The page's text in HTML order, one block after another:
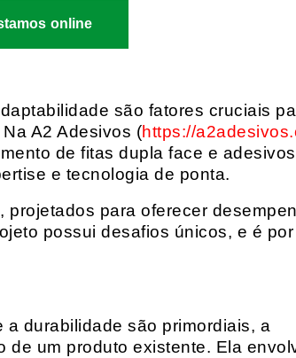
online
são fatores cruciais
A2 Adesivos (https://
de fitas dupla face e adesivos
e tecnologia de ponta.
para oferecer
possui desafios únicos, e é
durabilidade são primordiais, a
um produto existente. Ela